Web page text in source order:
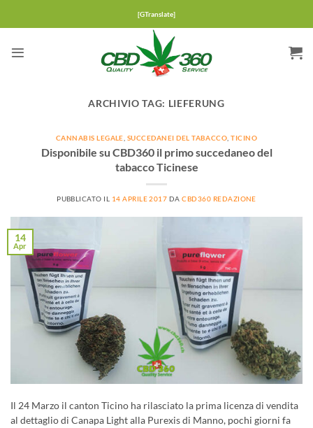
[GTranslate]
ARCHIVIO TAG: LIEFERUNG
CANNABIS LEGALE SUCCEDANEI DEL TABACCO ,TICINO
Disponibile su CBD360 il primo succedaneo del
tabacco Ticinese
PUBBLICATO IL 14 APRILE 2017 DACBD360 REDAZIONE
14
Apr
Il 24 Marzo il canton Ticino ha rilasciato la prima licenza di vendita
al dettaglio di Canapa Light alla Purexis di Manno, pochi giorni fa